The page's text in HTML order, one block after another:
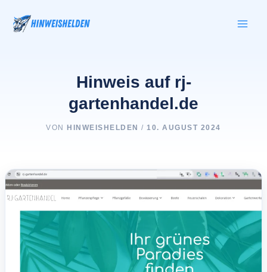
Inhalt
springen
Hinweis auf rj-
gartenhandel.de
VON HINWEISHELDEN/10. AUGUST 2024